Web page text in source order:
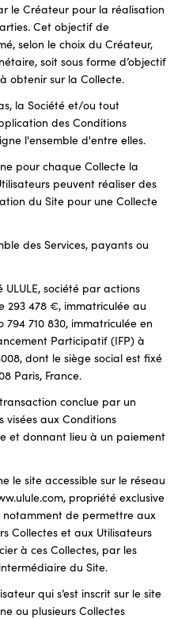
le Créateur pour la réalisation
Cet objectif de
selon le choix du Créateur,
soit sous forme d’objectif
obtenir sur la Collecte.
la Société et/ou tout
des Conditions
l'ensemble d'entre elles.
pour chaque Collecte la
peuvent réaliser des
du Site pour une Collecte
des Services, payants ou
société par actions
293 478 €, immatriculée au
794 710 830, immatriculée en
Participatif (IFP) à
dont le siège social est fixé
Paris, France.
conclue par un
visées aux Conditions
et donnant lieu à un paiement
le site accessible sur le réseau
propriété exclusive
de permettre aux
Collectes et aux Utilisateurs
à ces Collectes, par les
du Site.
qui s’est inscrit sur le site
ou plusieurs Collectes